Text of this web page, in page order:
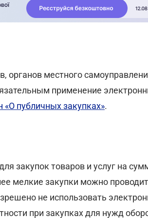
органов местного
применение
«О публичных закупках».
закупок товаров и услуг на
мелкие закупки можно
не использовать
при закупках для нужд